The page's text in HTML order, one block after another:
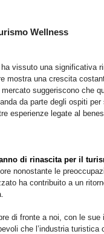
Wellness
ha vissuto una significativa
mostra una crescita
suggeriscono che
da parte degli ospiti
esperienze legate al
di rinascita per il
nonostante le
ha contribuito a un
di fronte a noi, con le sue
che l’industria